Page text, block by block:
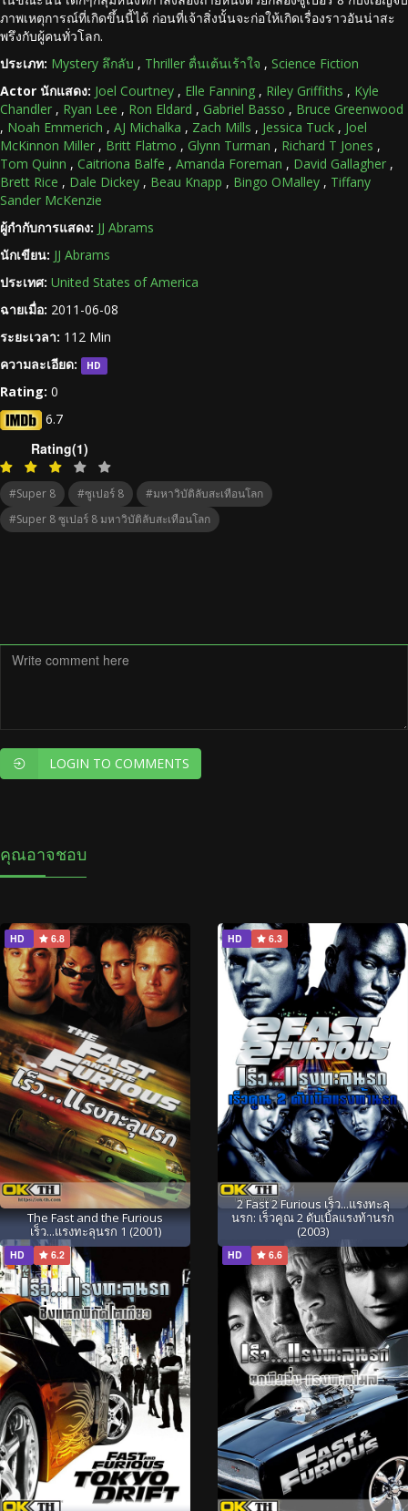
ภาพเหตุการณ์ที่เกิดขึ้นนี้ได้ ก่อนที่เจ้าสิ่งนั้นจะก่อให้เกิดเรื่องราวอันน่าสะ
พรึงกับผู้คนทั่วโลก.
ประเภท: Mystery ลึกลับ , Thriller ตื่นเต้นเร้าใจ , Science Fiction
Actor นักแสดง: Joel Courtney , Elle Fanning , Riley Griffiths , Kyle
Chandler , Ryan Lee , Ron Eldard , Gabriel Basso , Bruce Greenwood
, Noah Emmerich , AJ Michalka , Zach Mills , Jessica Tuck , Joel
McKinnon Miller , Britt Flatmo , Glynn Turman , Richard T Jones ,
Tom Quinn , Caitriona Balfe , Amanda Foreman , David Gallagher ,
Brett Rice , Dale Dickey , Beau Knapp , Bingo OMalley , Tiffany
Sander McKenzie
ผู้กำกับการแสดง: JJ Abrams
นักเขียน: JJ Abrams
ประเทศ: United States of America
ฉายเมื่อ: 2011-06-08
ระยะเวลา: 112 Min
ความละเอียด:
HD
Rating: 0
6.7
Rating(1)
#Super 8 #ซูเปอร์ 8
#มหาวิบัติลับสะเทือนโลก
#Super 8 ซูเปอร์ 8 มหาวิบัติลับสะเทือนโลก
LOGIN TO COMMENTS
คุณอาจชอบ
HD 6.8
The Fast and the Furious
เร็ว...แรงทะลุนรก 1 (2001)
HD 6.3
2 Fast 2 Furious เร็ว...แรงทะลุ
นรก: เร็วคูณ 2 ดับเบิ้ลแรงท้านรก
(2003)
HD 6.2 HD 6.6